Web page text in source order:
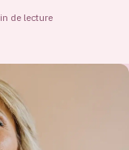
de lecture